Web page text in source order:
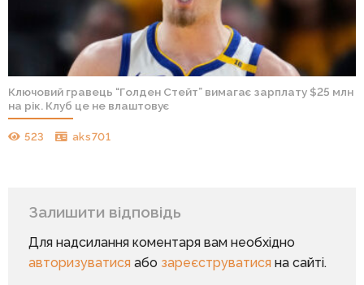
Ключовий гравець “Голден Стейт” вимагає зарплату $25 млн
на рік. Клуб це не влаштовує
523 aks701
Залишити відповідь
Для надсилання коментаря вам необхідно
авторизуватисяабо зареєструватисяна сайті.